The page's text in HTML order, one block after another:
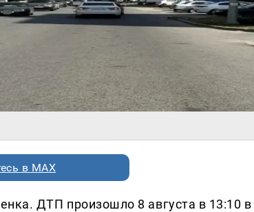
в MAX
ДТП произошло 8 августа в 13:10 в